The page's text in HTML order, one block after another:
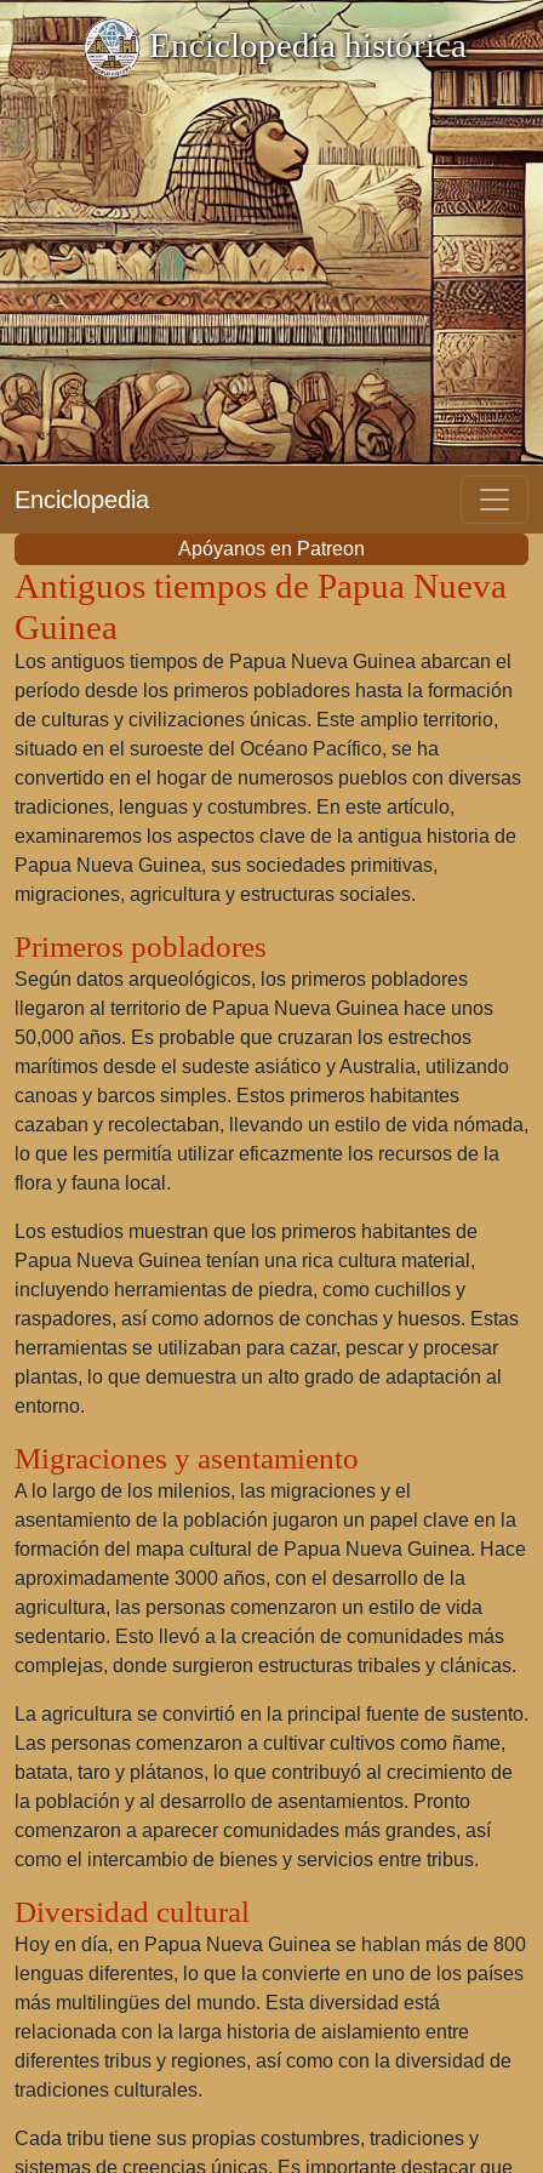
Enciclopedia histórica
Enciclopedia
Apóyanos en Patreon
Antiguos tiempos de Papua Nueva
Guinea
Los antiguos tiempos de Papua Nueva Guinea abarcan el
período desde los primeros pobladores hasta la formación
de culturas y civilizaciones únicas. Este amplio territorio,
situado en el suroeste del Océano Pacífico, se ha
convertido en el hogar de numerosos pueblos con diversas
tradiciones, lenguas y costumbres. En este artículo,
examinaremos los aspectos clave de la antigua historia de
Papua Nueva Guinea, sus sociedades primitivas,
migraciones, agricultura y estructuras sociales.
Primeros pobladores
Según datos arqueológicos, los primeros pobladores
llegaron al territorio de Papua Nueva Guinea hace unos
50,000 años. Es probable que cruzaran los estrechos
marítimos desde el sudeste asiático y Australia, utilizando
canoas y barcos simples. Estos primeros habitantes
cazaban y recolectaban, llevando un estilo de vida nómada,
lo que les permitía utilizar eficazmente los recursos de la
flora y fauna local.
Los estudios muestran que los primeros habitantes de
Papua Nueva Guinea tenían una rica cultura material,
incluyendo herramientas de piedra, como cuchillos y
raspadores, así como adornos de conchas y huesos. Estas
herramientas se utilizaban para cazar, pescar y procesar
plantas, lo que demuestra un alto grado de adaptación al
entorno.
Migraciones y asentamiento
A lo largo de los milenios, las migraciones y el
asentamiento de la población jugaron un papel clave en la
formación del mapa cultural de Papua Nueva Guinea. Hace
aproximadamente 3000 años, con el desarrollo de la
agricultura, las personas comenzaron un estilo de vida
sedentario. Esto llevó a la creación de comunidades más
complejas, donde surgieron estructuras tribales y clánicas.
La agricultura se convirtió en la principal fuente de sustento.
Las personas comenzaron a cultivar cultivos como ñame,
batata, taro y plátanos, lo que contribuyó al crecimiento de
la población y al desarrollo de asentamientos. Pronto
comenzaron a aparecer comunidades más grandes, así
como el intercambio de bienes y servicios entre tribus.
Diversidad cultural
Hoy en día, en Papua Nueva Guinea se hablan más de 800
lenguas diferentes, lo que la convierte en uno de los países
más multilingües del mundo. Esta diversidad está
relacionada con la larga historia de aislamiento entre
diferentes tribus y regiones, así como con la diversidad de
tradiciones culturales.
Cada tribu tiene sus propias costumbres, tradiciones y
sistemas de creencias únicas. Es importante destacar que